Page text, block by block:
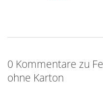
0 Kommentare zu
ohne Karton